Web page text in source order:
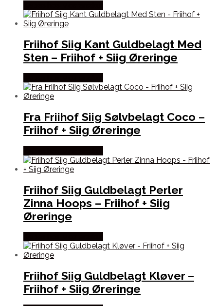
Friihof Siig Kant Guldbelagt Med
Sten – Friihof + Siig Øreringe
Fra Friihof Siig Sølvbelagt Coco –
Friihof + Siig Øreringe
Friihof Siig Guldbelagt Perler
Zinna Hoops – Friihof + Siig
Øreringe
Friihof Siig Guldbelagt Kløver –
Friihof + Siig Øreringe